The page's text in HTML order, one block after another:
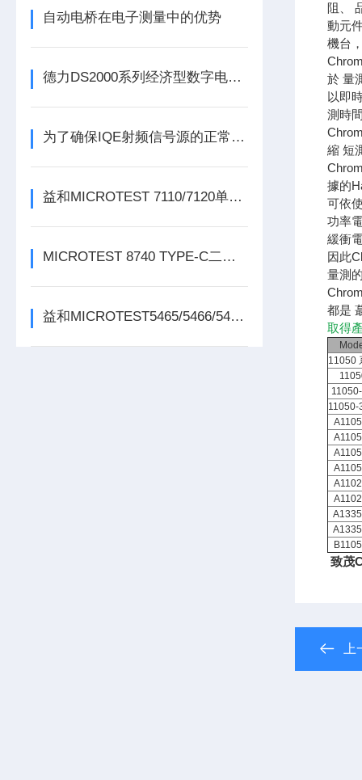
自动电桥在电子测量中的优势
德力DS2000系列经济型数字电视测试仪
为了确保IQE射频信号源的正常运行这些事项要注意
益和MICROTEST 7110/7120单相功率电表
MICROTEST 8740 TYPE-C二线式线材测试仪
益和MICROTEST5465/5466/5467变压器测试仪
阻、
動元
機台
於 量
以即
測時
縮 短
據的
可依
功率
緩衝
因此
量測
都是
取得
11050
11050-
致茂